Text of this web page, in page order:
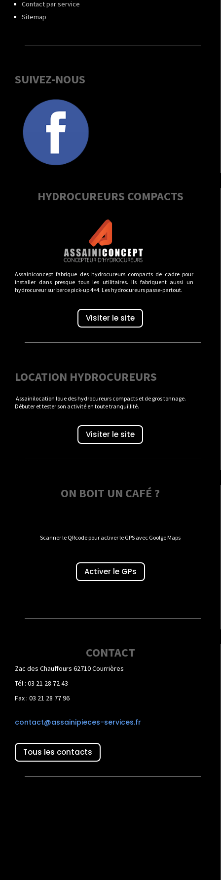
Contact par service
Sitemap
SUIVEZ-NOUS
HYDROCUREURS COMPACTS
Assainiconcept fabrique des hydrocureurs compacts de cadre pour
installer dans presque tous les utilitaires. Ils fabriquent aussi un
hydrocureur sur berce pick-up 4×4. Les hydrocureurs passe-partout.
Visiter le site
LOCATION HYDROCUREURS
Assainilocation loue des hydrocureurs compacts et de gros tonnage.
Débuter et tester son activité en toute tranquillité.
Visiter le site
ON BOIT UN CAFÉ ?
Scanner le QRcode pour activer le GPS avec Goolge Maps
Activer le GPs
CONTACT
Zac des Chauffours 62710 Courrières
Tél : 03 21 28 72 43
Fax : 03 21 28 77 96
contact@assainipieces-services.fr
Tous les contacts